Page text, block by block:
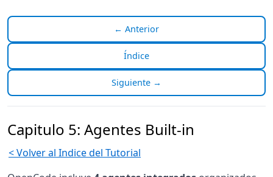
← Anterior
Índice
Siguiente →
Capitulo 5: Agentes Built-in
< Volver al Indice del Tutorial